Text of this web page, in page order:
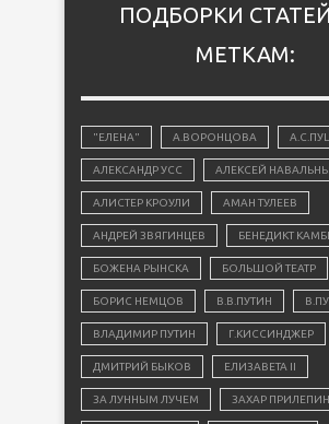
ПОДБОРКИ
МЕТКАМ:
"ЕЛЕНА" А.ВОРОНЦОВА
АЛЕКСАНДР УСС АЛЕКСЕЙ
АЛИСТЕР КРОУЛИ АМАН ТУЛЕЕВ
АНДРЕЙ ЗВЯГИНЦЕВ БЕНЕДИКТ
БОЖЕНА РЫНСКА БОЛЬШОЙ ТЕАТР
БОРИС НЕМЦОВ В.В.ПУТИН
ВЛАДИМИР ПУТИН Г.КИССИНДЖЕР
ДМИТРИЙ БЫКОВ ЕЛИЗАВЕТА II
ЗА ЛУННЫМ ЛУЧЕМ ЗАХАР ПРИЛЕПИН